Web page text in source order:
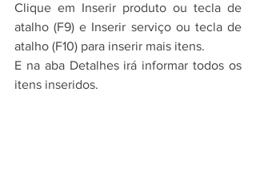
Clique em Inserir produto ou tecla de
atalho (F9) e Inserir serviço ou tecla de
atalho (F10) para inserir mais itens.
E na aba Detalhes irá informar todos os
itens inseridos.